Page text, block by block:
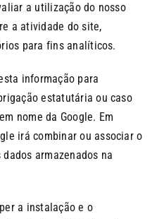
a utilização do nosso
a atividade do site,
para fins analíticos.
informação para
estatutária ou caso
nome da Google. Em
irá combinar ou associar o
armazenados na
a instalação e o